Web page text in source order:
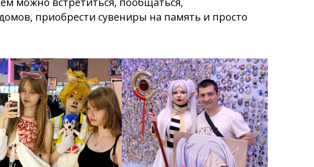
приобрести сувениры на память и просто